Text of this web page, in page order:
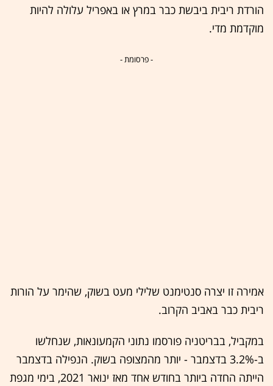
הורדת ריבית ביבשת כבר במרץ או באפריל עלולה להיות
מוקדמת מדי.
- פרסומת -
אמירה זו יצרה סנטימנט שלילי מעט בשוק, שהימר על הורות
ריבית כבר באביב הקרוב.
במקביל, בבריטניה פורסמו נתוני הקמעונאות, שנחלשו
ב-3.2% בדצמבר - יותר מהמצופה בשוק. הנפילה בדצמבר
הייתה החדה ביותר בחודש אחד מאז ינואר 2021, בימי מגפת